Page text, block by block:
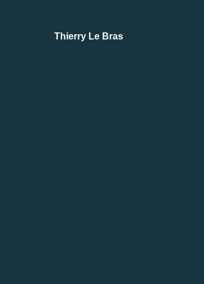
Thierry Le Bras